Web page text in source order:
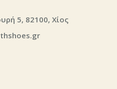
5, 82100, Χίος